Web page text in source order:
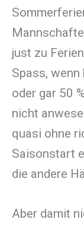
just zu
Spass, wenn
oder gar 50
nicht
quasi ohne
Saisonstart
die andere
Aber damit